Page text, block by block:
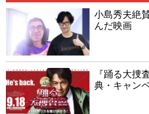
小島秀夫絶
んだ映画
『踊る大捜
典・キャン